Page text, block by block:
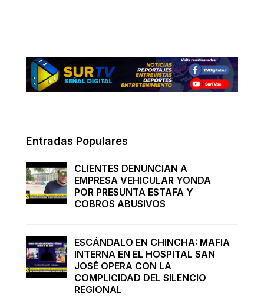
Entradas Populares
CLIENTES DENUNCIAN A
EMPRESA VEHICULAR YONDA
POR PRESUNTA ESTAFA Y
COBROS ABUSIVOS
ESCÁNDALO EN CHINCHA: MAFIA
INTERNA EN EL HOSPITAL SAN
JOSÉ OPERA CON LA
COMPLICIDAD DEL SILENCIO
REGIONAL